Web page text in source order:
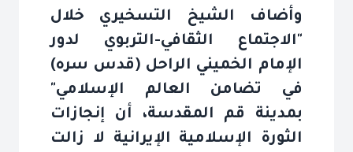
وأضاف الشيخ التسخيري خلال
"الاجتماع الثقافي-التربوي لدور
الإمام الخميني الراحل (قدس سره)
في تضامن العالم الإسلامي"
بمدينة قم المقدسة، أن إنجازات
الثورة الإسلامية الإيرانية لا زالت